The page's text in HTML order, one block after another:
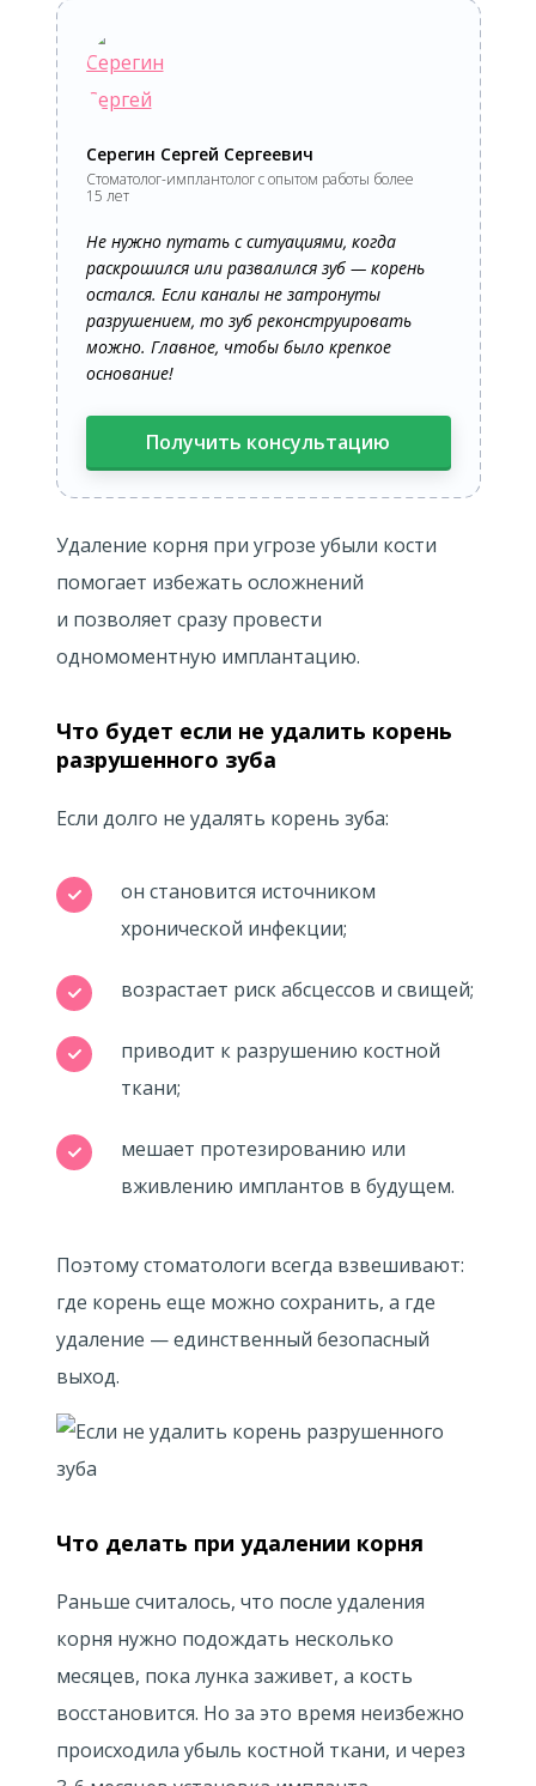
Серегин Сергей Сергеевич
Cтоматолог-имплантолог с опытом работы более
15 лет
Не нужно путать с ситуациями, когда
раскрошился или развалился зуб — корень
остался. Если каналы не затронуты
разрушением, то зуб реконструировать
можно. Главное, чтобы было крепкое
основание!
Получить консультацию
Удаление корня при угрозе убыли кости
помогает избежать осложнений
и позволяет сразу провести
одномоментную имплантацию.
Что будет если не удалить корень
разрушенного зуба
Если долго не удалять корень зуба:
он становится источником
хронической инфекции;
возрастает риск абсцессов и свищей;
приводит к разрушению костной
ткани;
мешает протезированию или
вживлению имплантов в будущем.
Поэтому стоматологи всегда взвешивают:
где корень еще можно сохранить, а где
удаление — единственный безопасный
выход.
Что делать при удалении корня
Раньше считалось, что после удаления
корня нужно подождать несколько
месяцев, пока лунка заживет, а кость
восстановится. Но за это время неизбежно
происходила убыль костной ткани, и через